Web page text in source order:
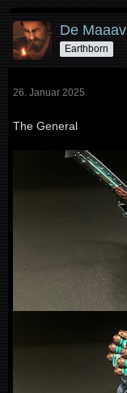
De Maaav
Earthborn
26. Januar 2025
The General